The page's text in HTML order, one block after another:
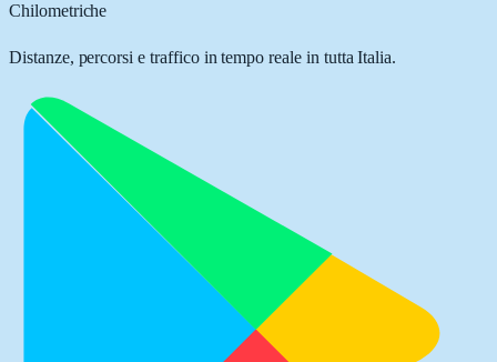
Chilometriche
Distanze, percorsi e traffico in tempo reale in tutta Italia.